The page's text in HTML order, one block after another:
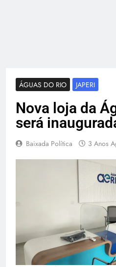
ÁGUAS DO RIO JAPERI
Nova loja da
será
Baixada Política 3 Anos